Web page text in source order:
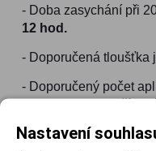
- Doba zasychání při
12 hod.
- Doporučená tloušťka
- Doporučený počet
- Odstín:
Nastavení